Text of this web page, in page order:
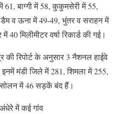
बाग्गी में 58, कुकुमसेरी में 55,
व ऊना में 49-49, भुंतर व सराहन में
मिलीमीटर वर्षा रिकार्ड की गई।
की रिपोर्ट के अनुसार 3 नैशनल हाईवे
मंडी जिले में 281, शिमला में 255,
सोलन में 46 सड़कें बंद हैं।
में कई गांव